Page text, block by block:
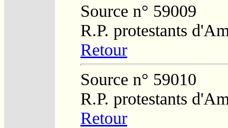
Source n° 59009
R.P. protestants
Retour
Source n° 59010
R.P. protestants
Retour